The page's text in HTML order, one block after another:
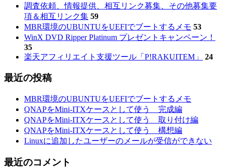
調査依頼、情報提供、相互リンク募集、その他募集要
項＆相互リンク集 59
MBR環境のUBUNTUをUEFIでブートするメモ 53
WinX DVD Ripper Platinum プレゼントキャンペーン！
35
楽天アフィリエイト支援ツール「P!RAKUITEM」
24
最近の投稿
MBR環境のUBUNTUをUEFIでブートするメモ
QNAPをMini-ITXケースとして使う 完成編
QNAPをMini-ITXケースとして使う 取り付け編
QNAPをMini-ITXケースとして使う 構想編
Linuxに追加したユーザーのメールが受信ができない
最近のコメント